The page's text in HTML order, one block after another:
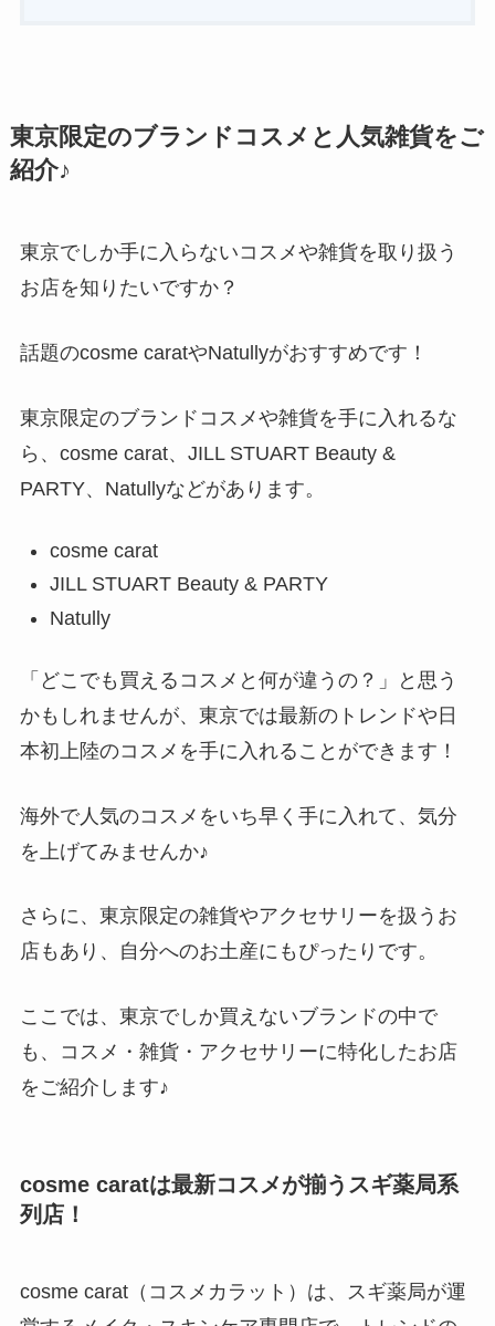
東京限定のブランドコスメと人気雑貨をご
紹介♪
東京でしか手に入らないコスメや雑貨を取り扱う
お店を知りたいですか？
話題のcosme caratやNatullyがおすすめです！
東京限定のブランドコスメや雑貨を手に入れるな
ら、cosme carat、JILL STUART Beauty &
PARTY、Natullyなどがあります。
cosme carat
JILL STUART Beauty & PARTY
Natully
「どこでも買えるコスメと何が違うの？」と思う
かもしれませんが、東京では最新のトレンドや日
本初上陸のコスメを手に入れることができます！
海外で人気のコスメをいち早く手に入れて、気分
を上げてみませんか♪
さらに、東京限定の雑貨やアクセサリーを扱うお
店もあり、自分へのお土産にもぴったりです。
ここでは、東京でしか買えないブランドの中で
も、コスメ・雑貨・アクセサリーに特化したお店
をご紹介します♪
cosme caratは最新コスメが揃うスギ薬局系
列店！
cosme carat（コスメカラット）は、スギ薬局が運